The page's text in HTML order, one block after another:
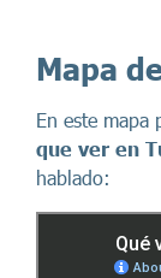
Mapa
En este mapa
que ver en
hablado: